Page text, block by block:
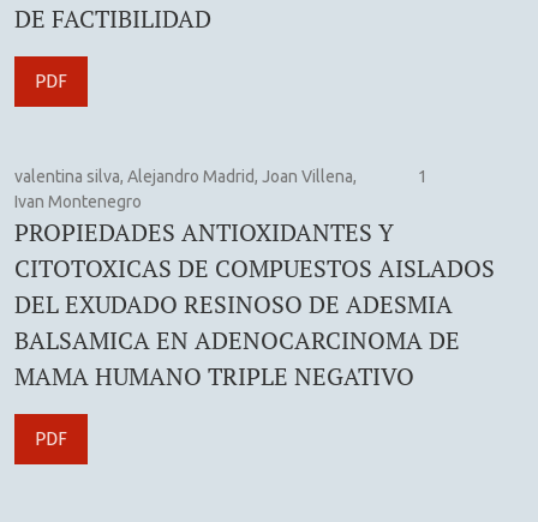
DE FACTIBILIDAD
PDF
valentina silva, Alejandro Madrid, Joan Villena,
Ivan Montenegro
1
PROPIEDADES ANTIOXIDANTES Y
CITOTOXICAS DE COMPUESTOS AISLADOS
DEL EXUDADO RESINOSO DE ADESMIA
BALSAMICA EN ADENOCARCINOMA DE
MAMA HUMANO TRIPLE NEGATIVO
PDF